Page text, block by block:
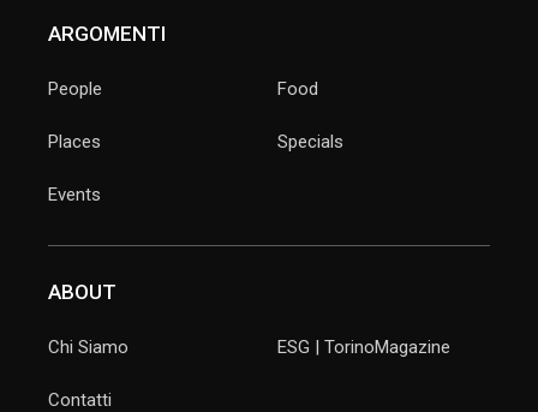
ARGOMENTI
People
Places
Events
Food
Specials
ABOUT
Chi Siamo
Contatti
ESG | TorinoMagazine